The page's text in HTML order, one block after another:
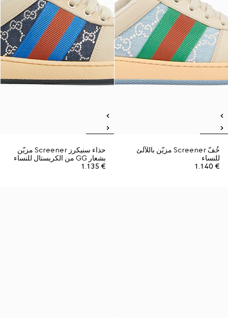
خُفّ Screener مزيّن باللآلئ
للنساء
€ 1.140
حذاء سنيكرز Screener مزيّن
بشعار GG من الكريستال للنساء
€ 1.135